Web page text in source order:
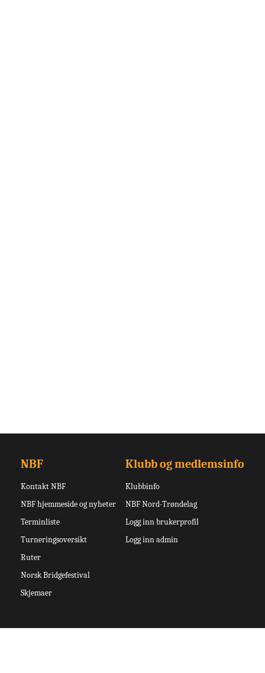
NBF
Kontakt NBF
NBF hjemmeside og nyheter
Terminliste
Turneringsoversikt
Ruter
Norsk Bridgefestival
Skjemaer
Klubb og medlemsinfo
Klubbinfo
NBF Nord-Trøndelag
Logg inn brukerprofil
Logg inn admin